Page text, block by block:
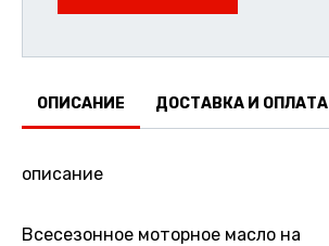
ОПИСАНИЕ ДОСТАВКА И ОПЛАТА
описание
Всесезонное моторное масло на